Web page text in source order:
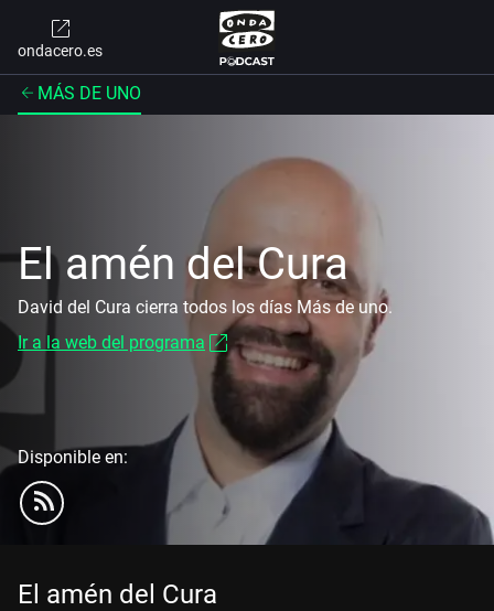
ondacero.es
MÁS DE UNO
El amén del Cura
David del Cura cierra todos los días Más de uno.
Ir a la web del programa
Disponible en:
El amén del Cura